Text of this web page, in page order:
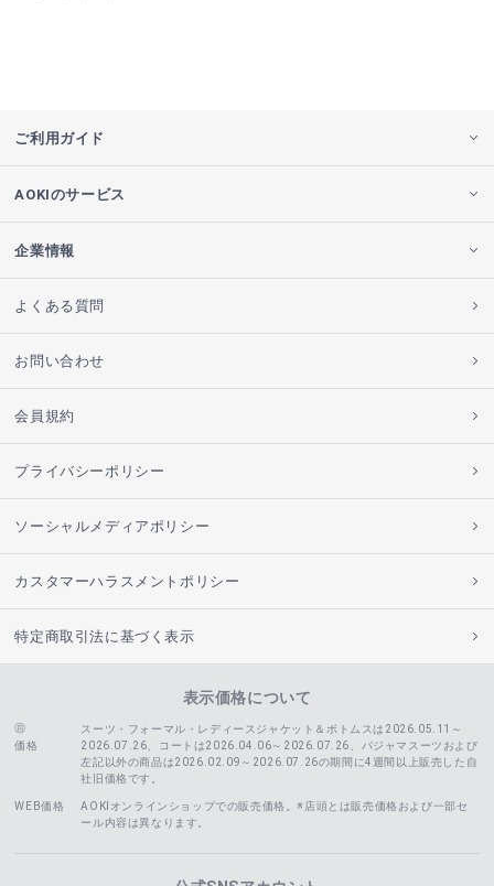
ご利用ガイド
AOKIのサービス
企業情報
よくある質問
お問い合わせ
会員規約
プライバシーポリシー
ソーシャルメディアポリシー
カスタマーハラスメントポリシー
特定商取引法に基づく表示
表示価格について
価格
スーツ・フォーマル・レディースジャケット＆ボトムスは2026.05.11～
2026.07.26、コートは2026.04.06～2026.07.26、
パジャマスーツおよび
左記以外の商品は2026.02.09～2026.07.26の期間に4週間以上販売した自
社旧価格です。
WEB価格
AOKIオンラインショップでの販売価格。※店頭とは販売価格および一部セ
ール内容は異なります。